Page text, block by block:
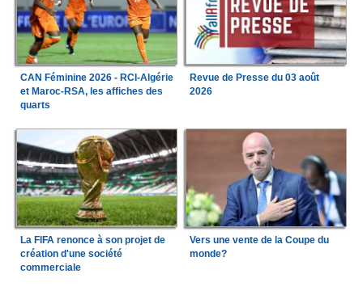
CAN Féminine 2026 - RCI-Algérie
et Maroc-RSA, les affiches des
quarts
Revue de Presse du 03 août
2026
La FIFA renonce à son projet de
création d'une société
commerciale
Vers une vente de la Coupe du
monde?